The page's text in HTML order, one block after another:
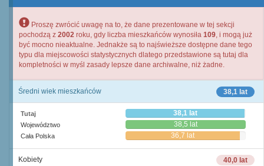
Proszę zwrócić uwagę na to, że dane prezentowane w tej sekcji
pochodzą z 2002 roku, gdy liczba mieszkańców wynosiła 109, i mogą już
być mocno nieaktualne. Jednakże są to najświeższe dostępne dane tego
typu dla miejscowości statystycznych dlatego przedstawione są tutaj dla
kompletności w myśl zasady lepsze dane archiwalne, niż żadne.
38,1 lat
Średni wiek mieszkańców
Tutaj 38,1 lat
Województwo 38,5 lat
Cała Polska 36,7 lat
40,0 lat
Kobiety